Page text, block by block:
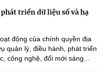
triển dữ liệu số và hạ
động của chính quyền địa
quản lý, điều hành, phát triển
công nghệ, đổi mới sáng...